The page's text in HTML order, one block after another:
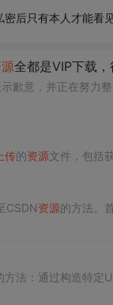
密后只有本人才能看
全都是VIP下载
歉意，并正在努力
传的资源文件，包括
CSDN资源的方法。
方法：通过构造特定